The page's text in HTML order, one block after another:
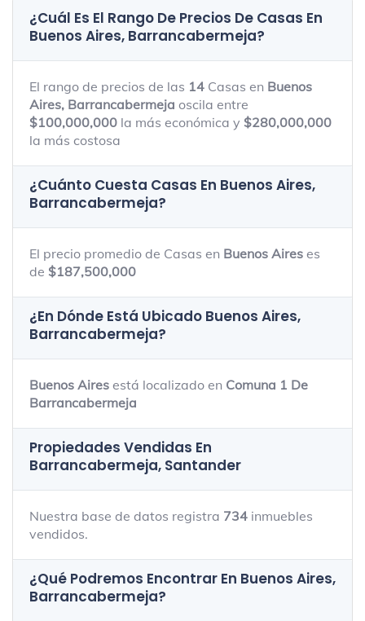
¿Cuál Es El Rango De Precios De Casas En
Buenos Aires, Barrancabermeja?
El rango de precios de las 14 Casas en Buenos
Aires, Barrancabermeja oscila entre
$100,000,000 la más económica y $280,000,000
la más costosa
¿Cuánto Cuesta Casas En Buenos Aires,
Barrancabermeja?
El precio promedio de Casas en Buenos Aires es
de $187,500,000
¿En Dónde Está Ubicado Buenos Aires,
Barrancabermeja?
Buenos Aires está localizado en Comuna 1 De
Barrancabermeja
Propiedades Vendidas En
Barrancabermeja, Santander
Nuestra base de datos registra 734 inmuebles
vendidos.
¿Qué Podremos Encontrar En Buenos Aires,
Barrancabermeja?